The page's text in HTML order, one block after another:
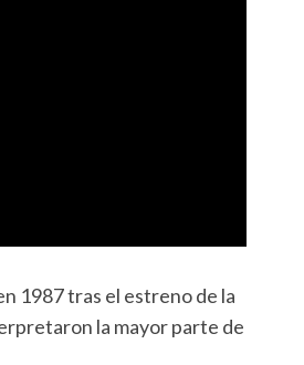
1987 tras el estreno de la
la mayor parte de